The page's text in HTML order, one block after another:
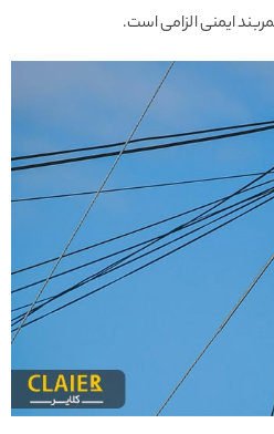
ایمنی الزامی است.